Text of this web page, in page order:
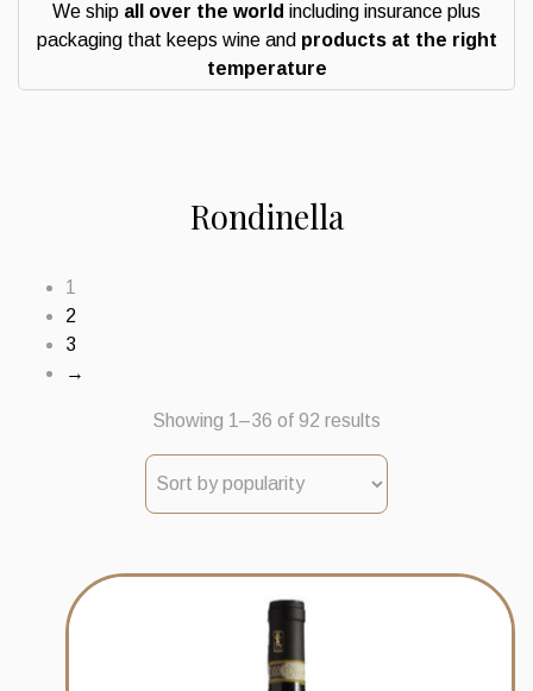
We ship all over the world including insurance plus
packaging that keeps wine and products at the right
temperature
Rondinella
1
2
3
→
Showing 1–36 of 92 results
popularity